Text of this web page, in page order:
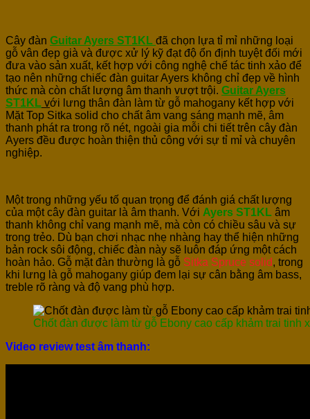
Cây đàn Guitar Ayers ST1KL đã chọn lựa tỉ mỉ những loại
gỗ vân đẹp già và được xử lý kỹ đạt độ ổn định tuyệt đối mới
đưa vào sản xuất, kết hợp với công nghệ chế tác tinh xảo để
tạo nên những chiếc đàn guitar Ayers không chỉ đẹp về hình
thức mà còn chất lượng âm thanh vượt trội. Guitar Ayers
ST1KL với lưng thân đàn làm từ gỗ mahogany kết hợp với
Mặt Top Sitka solid cho chất âm vang sáng mạnh mẽ, âm
thanh phát ra trong rõ nét, ngoài gia mỗi chi tiết trên cây đàn
Ayers đều được hoàn thiện thủ công với sự tỉ mỉ và chuyên
nghiệp.
Một trong những yếu tố quan trọng để đánh giá chất lượng
của một cây đàn guitar là âm thanh. Với Ayers ST1KL âm
thanh không chỉ vang mạnh mẽ, mà còn có chiều sâu và sự
trong trẻo. Dù bạn chơi nhạc nhẹ nhàng hay thể hiện những
bản rock sôi động, chiếc đàn này sẽ luôn đáp ứng một cách
hoàn hảo. Gỗ mặt đàn thường là gỗ Sitka Spruce solid, trong
khi lưng là gỗ mahogany giúp đem lại sự cân bằng âm bass,
treble rõ ràng và độ vang phù hợp.
Chốt đàn được làm từ gỗ Ebony cao cấp khảm trai tinh
Video review test âm thanh: